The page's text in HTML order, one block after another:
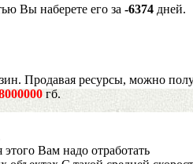
Вы наберете его за -6374 дней.
Продавая ресурсы, можно
гб.
Вам надо отработать